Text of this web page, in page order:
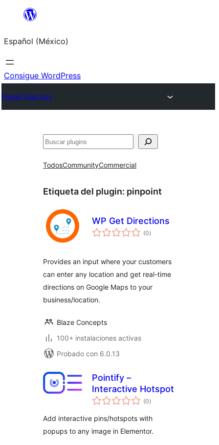
Saltar
contenido
Español (México)
Consigue WordPress
Plugin Directory
Buscar
TodosCommunityCommercial
Etiqueta del plugin: pinpoint
WP Get Directions
(0total
de
)
Provides an input where your customers
can enter any location and get real-time
directions on Google Maps to your
business/location.
Blaze Concepts
100+ instalaciones activas
Probado con 6.0.13
Pointify –
Interactive Hotspot
(0total
de
)
Add interactive pins/hotspots with
popups to any image in Elementor.